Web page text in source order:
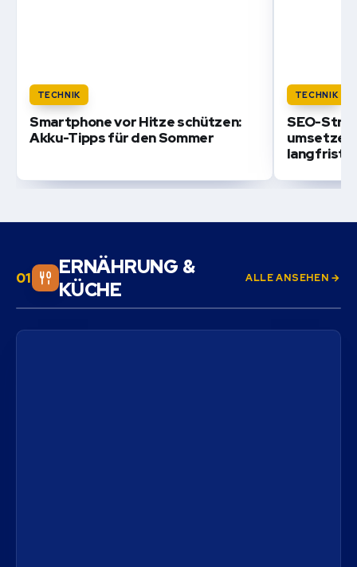
TECHNIK
Smartphone vor Hitze schützen:
Akku-Tipps für den Sommer
TECHNIK
SEO-
langfristig
ERNÄHRUNG &
KÜCHE
ALLE ANSEHEN →